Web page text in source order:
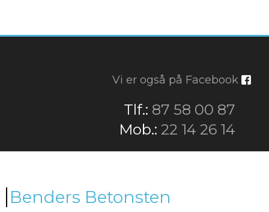
Vi er også på Facebook
​Tlf.: 87 58 00 87
​Mob.:22 14 26 14
Benders Betonsten